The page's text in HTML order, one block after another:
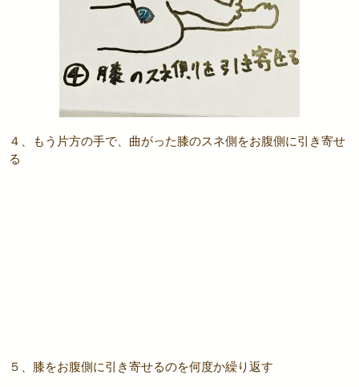
４、もう片方の手で、曲がった膝のスネ側をお腹側に引き寄せ
る
５、膝をお腹側に引き寄せるのを何度か繰り返す